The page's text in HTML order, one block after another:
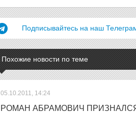
Подписывайтесь на наш
Похожие новости по теме
05.10.2011, 14:24
РОМАН АБРАМОВИЧ